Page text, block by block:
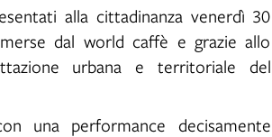
alla cittadinanza venerdì 30
dal world caffè e grazie allo
urbana e territoriale del
una performance decisamente